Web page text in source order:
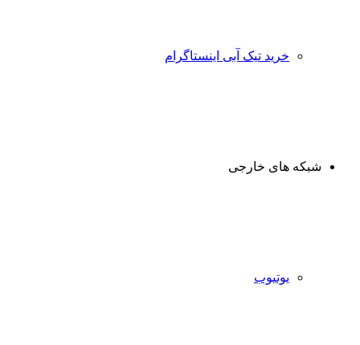
خرید تیک آبی اینستاگرام
شبکه های خارجی
یوتیوب